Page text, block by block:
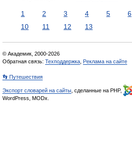
1 2 3 4 5 6
10
11 12 13
© Академик, 2000-2026
Обратная связь: Техподдержка Реклама на сайте
👣 Путешествия
Экспорт словарей на сайты , сделанные на PHP,
WordPress, MODx.